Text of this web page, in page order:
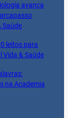
avança
Saúde
leitos para
Vida & Saúde
na Academia